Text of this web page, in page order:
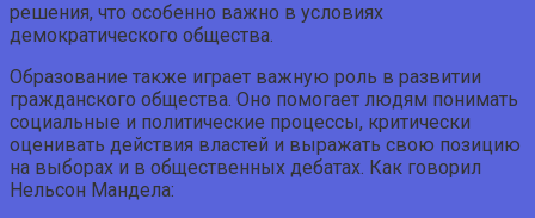
решения, что особенно важно в условиях
демократического общества.
Образование также играет важную роль в развитии
гражданского общества. Оно помогает людям понимать
социальные и политические процессы, критически
оценивать действия властей и выражать свою позицию
на выборах и в общественных дебатах. Как говорил
Нельсон Мандела: